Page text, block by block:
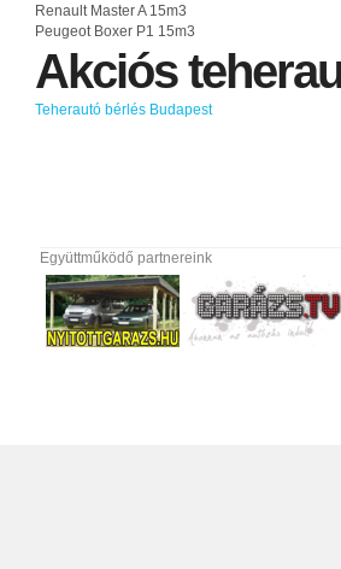
Renault Master A 15m3
Peugeot Boxer P1 15m3
Akciós
Teherautó bérlés Budapest
Együttműködő partnereink